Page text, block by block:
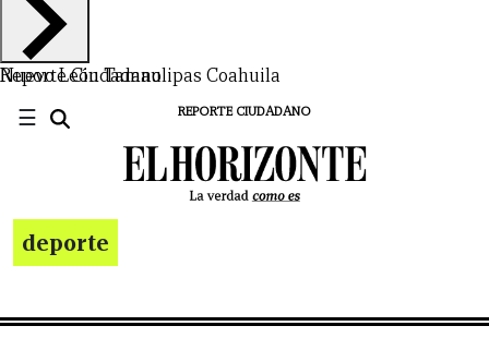
Nuevo LeónTamaulipas Coahuila
Reporte Ciudadano
☰ REPORTE CIUDADANO
deporte